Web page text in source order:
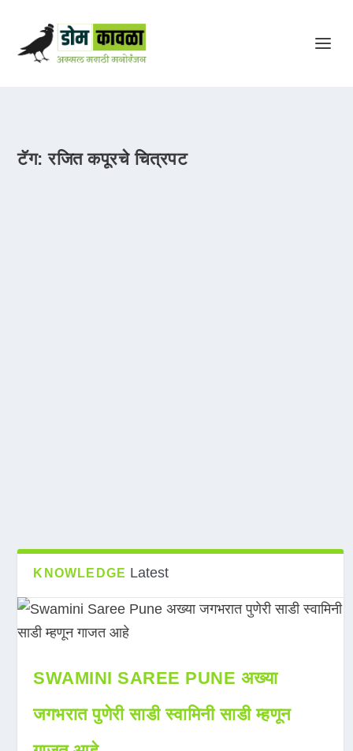
टॅग:रजित कपूरचे चित्रपट
KNOWLEDGE Latest
SWAMINI SAREE PUNE अख्या
जगभरात पुणेरी साडी स्वामिनी साडी म्हणून